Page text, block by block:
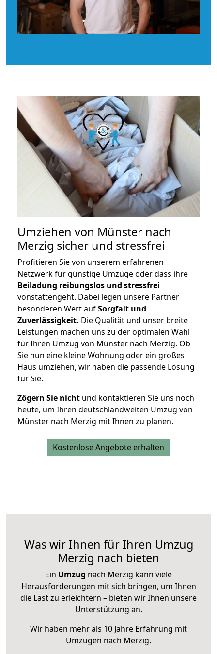
Umziehen von Münster nach
Merzig sicher und stressfrei
Profitieren Sie von unserem erfahrenen
Netzwerk für günstige Umzüge oder dass ihre
Beiladung reibungslos und stressfrei
vonstattengeht. Dabei legen unsere Partner
besonderen Wert aufSorgfalt und
Zuverlässigkeit. Die Qualität und unser breite
Leistungen machen uns zu der optimalen Wahl
für Ihren Umzug von Münster nach Merzig. Ob
Sie nun eine kleine Wohnung oder ein großes
Haus umziehen, wir haben die passende Lösung
für Sie.
Zögern Sie nicht und kontaktieren Sie uns noch
heute, um Ihren deutschlandweiten Umzug von
Münster nach Merzig mit Ihnen zu planen.
Kostenlose Angebote erhalten
Was wir Ihnen für Ihren Umzug
Merzig nach bieten
Ein Umzug nach Merzig kann viele
Herausforderungen mit sich bringen, um Ihnen
die Last zu erleichtern – bieten wir Ihnen unsere
Unterstützung an.
Wir haben mehr als 10 Jahre Erfahrung mit
Umzügen nach Merzig.